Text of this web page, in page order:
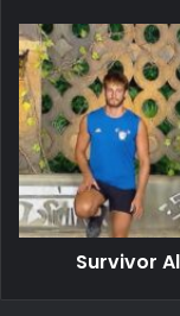
Survivor